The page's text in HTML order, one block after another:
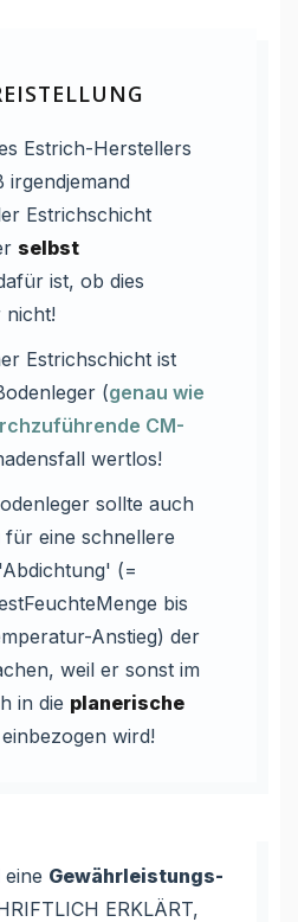
Estrich-Herstellers
irgendjemand
Estrichschicht
selbst
ist, ob dies
nicht!
Estrichschicht ist
(genau wie
CM-
wertlos!
sollte auch
für eine schnellere
(=
bis
Anstieg) der
weil er sonst im
in die planerische
einbezogen wird!
Gewährleistungs-
ERKLÄRT,